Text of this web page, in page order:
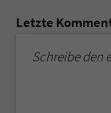
Letzte
Schreibe den